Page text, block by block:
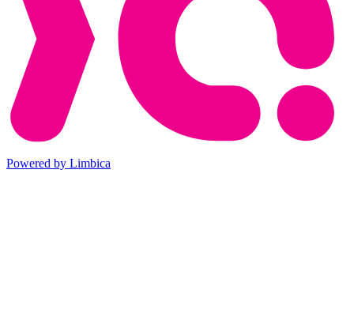
Powered by Limbica